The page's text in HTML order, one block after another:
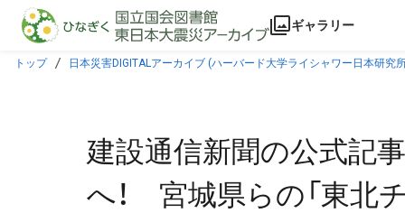
本文に飛ぶ
ギャラリー
トップ 日本災害DIGITALアーカイブ (ハーバード大学ライシャワー日本研究
建設通信新聞の公式記
へ！ 宮城県らの「東北